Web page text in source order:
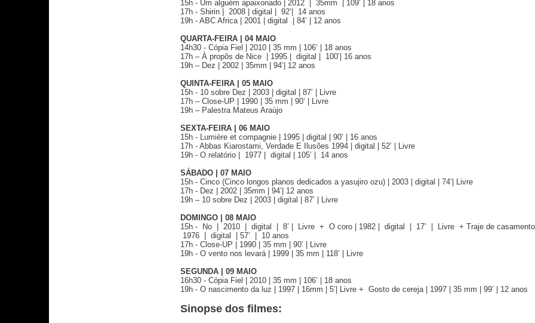
15h - Um alguém apaixonado | 2012 | 35mm | 109’ | 18 anos
17h - Shirin | 2008 | digital | 92’| 14 anos
19h - ABC Africa | 2001 | digital | 84’ | 12 anos
QUARTA-FEIRA | 04 MAIO
14h30 - Cópia Fiel | 2010 | 35 mm | 106’ | 18 anos
17h – À propôs de Nice | 1995 | digital | 100’| 16 anos
19h – Dez | 2002 | 35mm | 94’| 12 anos
QUINTA-FEIRA | 05 MAIO
15h - 10 sobre Dez | 2003 | digital | 87’ | Livre
17h – Close-UP | 1990 | 35 mm | 90’ | Livre
19h – Palestra Mateus Araújo
SEXTA-FEIRA | 06 MAIO
15h - Lumière et compagnie | 1995 | digital | 90’ | 16 anos
17h - Abbas Kiarostami, Verdade E Ilusões 1994 | digital | 52’ | Livre
19h - O relatório | 1977 | digital | 105’ | 14 anos
SÁBADO | 07 MAIO
15h - Cinco (Cinco longos planos dedicados a yasujiro ozu) | 2003 | digital | 74’| Livre
17h - Dez | 2002 | 35mm | 94’| 12 anos
19h – 10 sobre Dez | 2003 | digital | 87’ | Livre
DOMINGO | 08 MAIO
15h - No | 2010 | digital | 8’ | Livre + O coro | 1982 | digital | 17’ | Livre + Traje de
1976 | digital | 57’ | 10 anos
17h - Close-UP | 1990 | 35 mm | 90’ | Livre
19h - O vento nos levará | 1999 | 35 mm | 118’ | Livre
SEGUNDA | 09 MAIO
16h30 - Cópia Fiel | 2010 | 35 mm | 106’ | 18 anos
19h - O nascimento da luz | 1997 | 16mm | 5’| Livre + Gosto de cereja | 1997 | 35 mm | 99’ | 12 anos
Sinopse dos filmes: